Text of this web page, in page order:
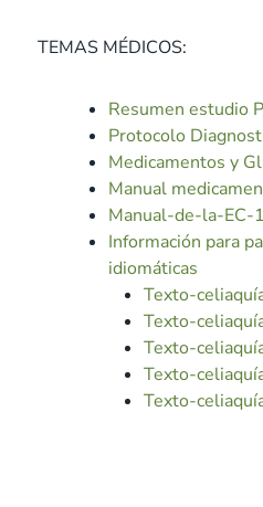
TEMAS MÉDICOS:
Resumen estudio
Protocolo
Medicamentos y
Manual
Manual-de-la-EC-
Información para
idiomáticas
Texto-
Texto-
Texto-
Texto-
Texto-